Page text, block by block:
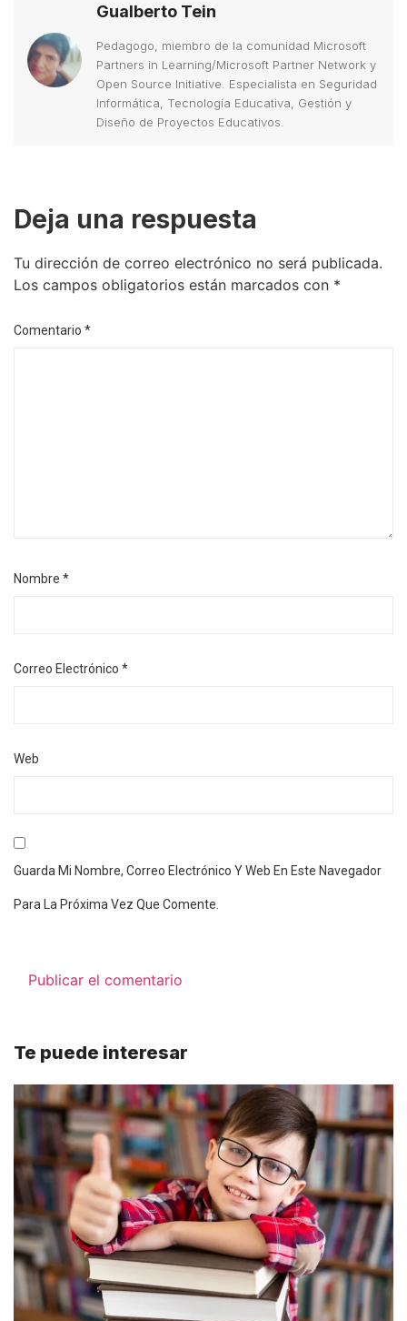
Gualberto Tein
Pedagogo, miembro de la comunidad Microsoft
Partners in Learning/Microsoft Partner Network y
Open Source Initiative. Especialista en Seguridad
Informática, Tecnología Educativa, Gestión y
Diseño de Proyectos Educativos.
Deja una respuesta
Tu dirección de correo electrónico no será publicada.
Los campos obligatorios están marcados con *
Comentario *
Nombre *
Correo Electrónico *
Web
Guarda Mi Nombre, Correo Electrónico Y Web En Este Navegador
Para La Próxima Vez Que Comente.
Te puede interesar